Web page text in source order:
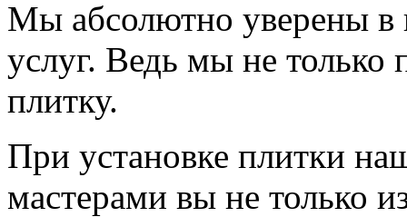
Мы абсолютно уверены в
услуг. Ведь мы не
плитку.
При установке плитки
мастерами вы не только